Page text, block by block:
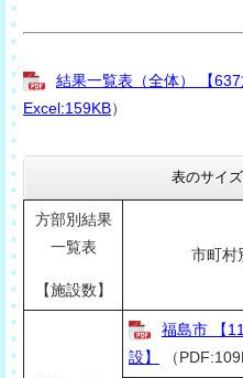
結果一覧表（全体） 【637
Excel:159KB）
表のサイ
方部別結果
一覧表
【施設数】
市町村
福島市 【
設】
（